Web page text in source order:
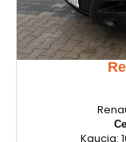
Kaucja: